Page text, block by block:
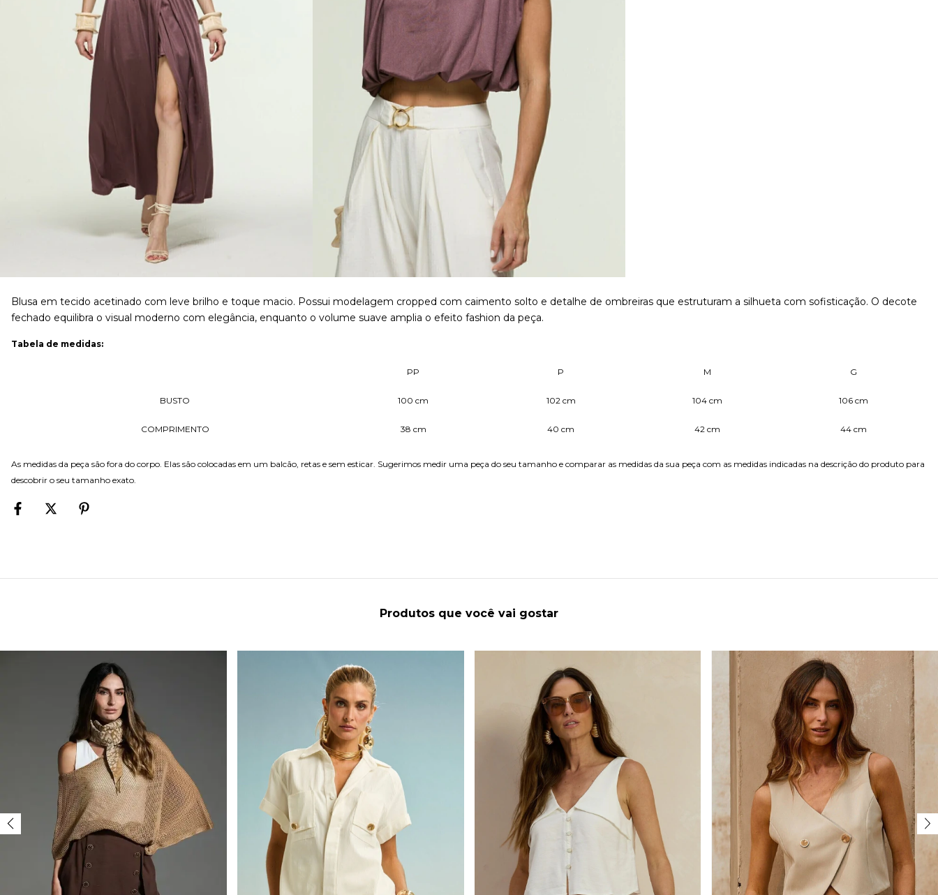
Blusa em tecido acetinado com leve brilho e toque macio. Possui modelagem cropped com caimento solto e detalhe de ombreiras que estruturam a silhueta com sofisticação. O decote
fechado equilibra o visual moderno com elegância, enquanto o volume suave amplia o efeito fashion da peça.
Tabela de medidas:
PP P M G
BUSTO 100 cm 102 cm 104 cm 106 cm
COMPRIMENTO 38 cm 40 cm 42 cm 44 cm
As medidas da peça são fora do corpo. Elas são colocadas em um balcão, retas e sem esticar. Sugerimos medir uma peça do seu tamanho e comparar as medidas da sua peça com as medidas indicadas na descrição do produto para
descobrir o seu tamanho exato.
Produtos que você vai gostar